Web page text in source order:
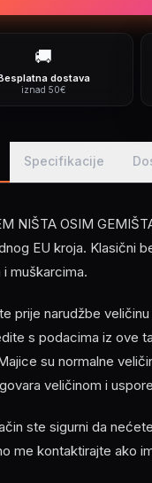
🚚
dostava
iznad 50€
Specifikacije
NIŠTA OSIM
EU kroja. Klasični
i muškarcima.
prije narudžbe
s podacima iz ove
su normalne
veličinom i
ste sigurni da
me kontaktirajte ako